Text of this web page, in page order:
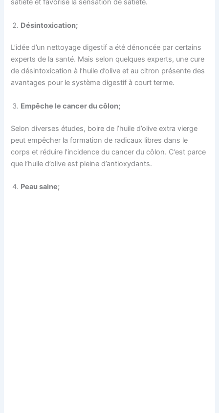
satiété et favorise la sensation de satiété.
Désintoxication;
L’idée d’un nettoyage digestif a été dénoncée par certains
experts de la santé. Mais selon quelques experts, une cure
de désintoxication à l’huile d’olive et au citron présente des
avantages pour le système digestif à court terme.
Empêche le cancer du côlon;
Selon diverses études, boire de l’huile d’olive extra vierge
peut empêcher la formation de radicaux libres dans le
corps et réduire l’incidence du cancer du côlon. C’est parce
que l’huile d’olive est pleine d’antioxydants.
Peau saine;